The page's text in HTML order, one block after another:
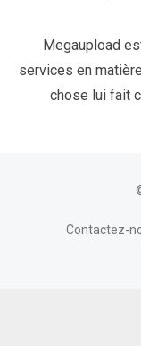
Megaupload
services en
chose lui fait
Contactez-